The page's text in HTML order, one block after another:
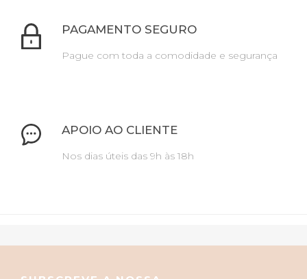
PAGAMENTO SEGURO
Pague com toda a comodidade e segurança
APOIO AO CLIENTE
Nos dias úteis das 9h às 18h